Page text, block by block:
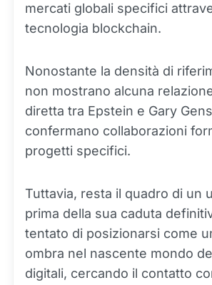
mercati globali specifici
tecnologia blockchain.
Nonostante la densità di
non mostrano alcuna
diretta tra Epstein e Gary
confermano collaborazioni
progetti specifici.
Tuttavia, resta il quadro di un
prima della sua caduta
tentato di posizionarsi come
ombra nel nascente mondo
digitali, cercando il contatto